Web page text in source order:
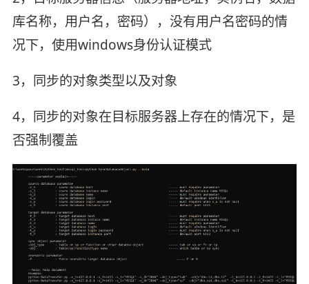
库名称，用户名，密码），没有用户名密码的情
况下，使用windows身份认证模式
3，同步的对象类型以及对象
4，同步的对象在目标服务器上存在的情况下，是
否强制覆盖